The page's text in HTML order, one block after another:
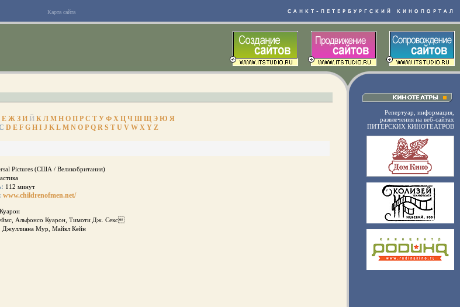
Карта сайта
Е Ж З И Й К Л М Н О П Р С Т У Ф Х Ц Ч Ш Щ Э Ю Я
D E F G H I J K L M N O P Q R S T U V W X Y Z
Pictures (США / Великобритания)
112 минут
www.childrenofmen.net/
Альфонсо Куарон, Тимоти Дж. Секс
Джуллиана Мур, Майкл Кейн
Репертуар, информация,
развлечения на веб-сайтах
ПИТЕРСКИХ КИНОТЕАТРОВ